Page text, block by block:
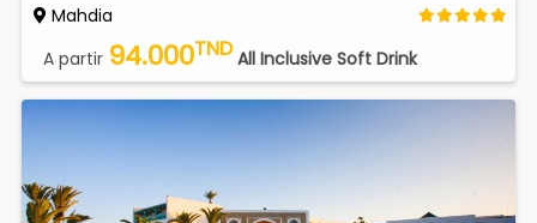
Mahdia
A partir 94.000TND All Inclusive Soft Drink